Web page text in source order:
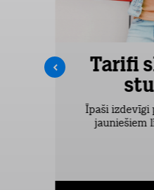
Tarifi
Īpaši izdevīgi
jauniešiem